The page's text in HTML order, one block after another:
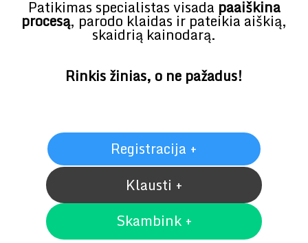
Patikimas specialistas visada paaiškina
procesą, parodo klaidas ir pateikia aiškią,
skaidrią kainodarą.
Rinkis žinias, o ne pažadus!
Registracija +
Klausti +
Skambink +